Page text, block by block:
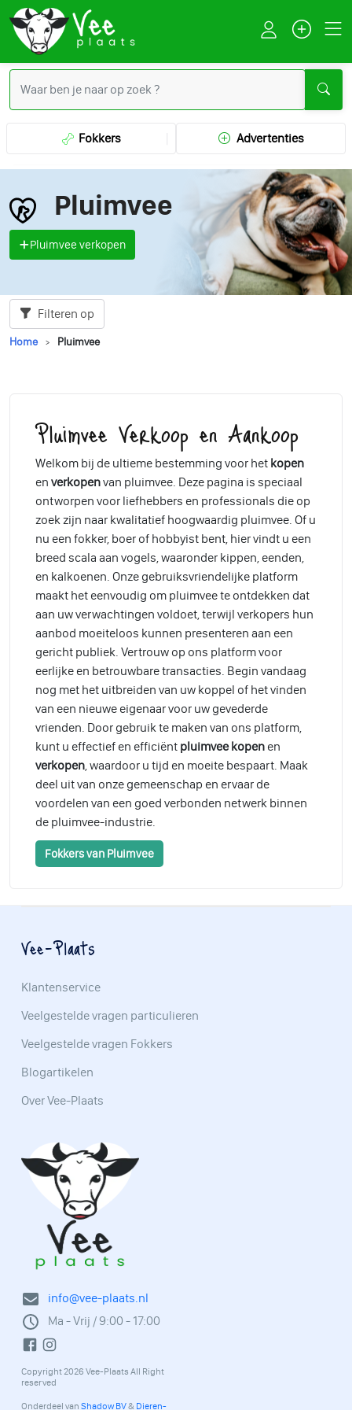
Fokkers Advertenties
Pluimvee
Pluimvee verkopen
Filteren op
Home Pluimvee
Pluimvee Verkoop en Aankoop
Welkom bij de ultieme bestemming voor het kopen
en verkopenvan pluimvee. Deze pagina is speciaal
ontworpen voor liefhebbers en professionals die op
zoek zijn naar kwalitatief hoogwaardig pluimvee. Of u
nu een fokker, boer of hobbyist bent, hier vindt u een
breed scala aan vogels, waaronder kippen, eenden,
en kalkoenen. Onze gebruiksvriendelijke platform
maakt het eenvoudig om pluimvee te ontdekken dat
aan uw verwachtingen voldoet, terwijl verkopers hun
aanbod moeiteloos kunnen presenteren aan een
gericht publiek. Vertrouw op ons platform voor
eerlijke en betrouwbare transacties. Begin vandaag
nog met het uitbreiden van uw koppel of het vinden
van een nieuwe eigenaar voor uw gevederde
vrienden. Door gebruik te maken van ons platform,
kunt u effectief en efficiënt pluimvee kopen en
verkopen, waardoor u tijd en moeite bespaart. Maak
deel uit van onze gemeenschap en ervaar de
voordelen van een goed verbonden netwerk binnen
de pluimvee-industrie.
Fokkers van Pluimvee
info@vee-plaats.nl
Ma - Vrij / 9:00 - 17:00
Copyright 2026 Vee-Plaats All Right
reserved
Onderdeel van Shadow BV& Dieren-
Vee-Plaats
Klantenservice
Veelgestelde vragen particulieren
Veelgestelde vragen Fokkers
Blogartikelen
Over Vee-Plaats